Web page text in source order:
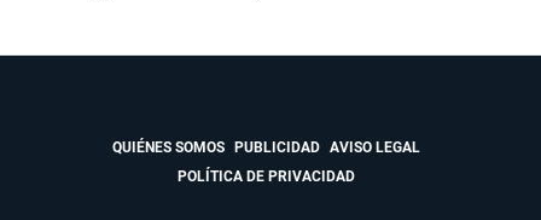
QUIÉNES SOMOS PUBLICIDAD
AVISO LEGAL
POLÍTICA DE PRIVACIDAD